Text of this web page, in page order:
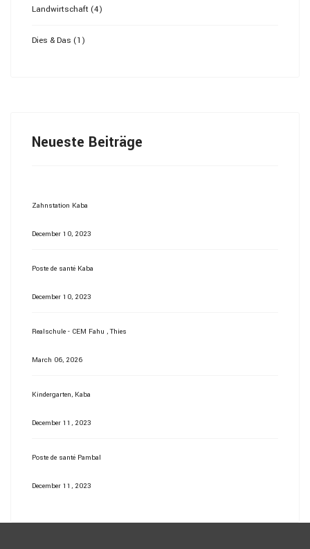
Landwirtschaft (4)
Dies & Das (1)
Neueste Beiträge
Zahnstation Kaba
December 10, 2023
Poste de santé Kaba
December 10, 2023
Realschule - CEM Fahu , Thies
March 06, 2026
Kindergarten, Kaba
December 11, 2023
Poste de santé Pambal
December 11, 2023